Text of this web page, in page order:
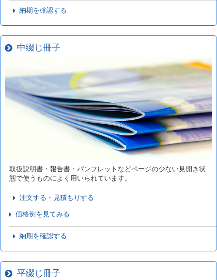
納期を確認する
中綴じ冊子
取扱説明書・報告書・パンフレットなどページの少ない見開き状
態で使うものによく用いられています。
注文する・見積もりする
価格例を見てみる
納期を確認する
平綴じ冊子